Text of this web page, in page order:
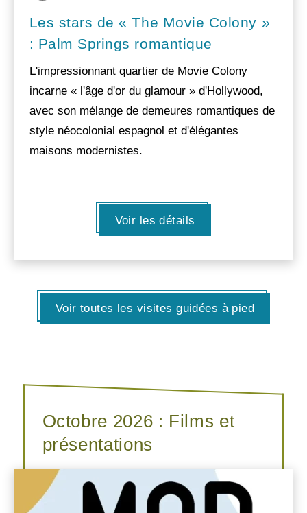
Les stars de « The Movie Colony »
: Palm Springs romantique
L'impressionnant quartier de Movie Colony
incarne « l'âge d'or du glamour » d'Hollywood,
avec son mélange de demeures romantiques de
style néocolonial espagnol et d'élégantes
maisons modernistes.
Voir les détails
Voir toutes les visites guidées à pied
Octobre 2026 : Films et
présentations